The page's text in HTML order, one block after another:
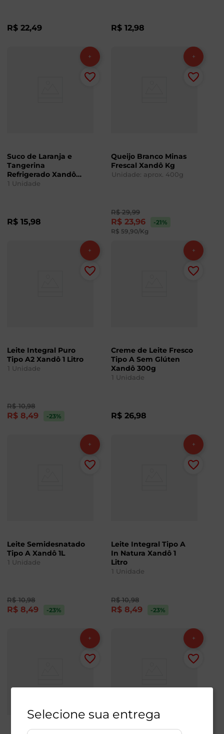
R$ 22,49 R$ 12,98
Suco de Laranja e
Tangerina
Refrigerado Xandô
900ml
1 Unidade
R$ 15,98
Queijo Branco Minas
Frescal Xandô Kg
Unidade: aprox. 400g
R$ 29,99
R$ 23,96 -21%
R$ 59,90/Kg
Leite Integral Puro
Tipo A2 Xandô 1 Litro
1 Unidade
R$ 10,98
R$ 8,49 -23%
Creme de Leite Fresco
Tipo A Sem Glúten
Xandô 300g
1 Unidade
R$ 26,98
Leite Semidesnatado
Tipo A Xandô 1L
1 Unidade
R$ 10,98
R$ 8,49 -23%
Leite Integral Tipo A
In Natura Xandô 1
Litro
1 Unidade
R$ 10,98
R$ 8,49 -23%
Selecione sua entrega